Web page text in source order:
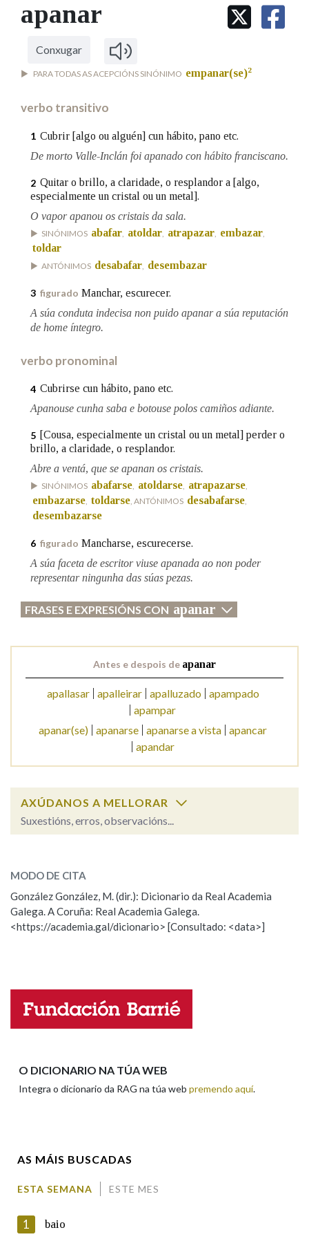
IDENTIDADE CORPORATIVA
MARCIAL DEL ADALID
FIGURAS HOMENAXEADAS
PRIMAVERA DAS LETRAS
Facebook
TwitterYoutubeInstagram
Bluesky
BUSCAR NOS LEMAS
Comeza por
Contén
BUSCAR NO CONTIDO
Nas definicións
Nos exemplos
OUTRAS OPCIÓNS DE BUSCA
Marcas gramaticais
Pertence a
LIMPAR
apanar
Conxugar
PARA TODAS AS ACEPCIÓNS SINÓNIMO empanar(se)2
verbo transitivo
1 Cubrir [algo ou alguén] cun hábito, pano etc.
De morto Valle-Inclán foi apanado con hábito franciscano.
2 Quitar o brillo, a claridade, o resplandor a [algo,
especialmente un cristal ou un metal].
O vapor apanou os cristais da sala.
SINÓNIMOS abafar, atoldar, atrapazar, embazar,
toldar
ANTÓNIMOS desabafar, desembazar
3 figurado Manchar, escurecer.
A súa conduta indecisa non puido apanar a súa reputación
de home íntegro.
verbo pronominal
4 Cubrirse cun hábito, pano etc.
Apanouse cunha saba e botouse polos camiños adiante.
5 [Cousa, especialmente un cristal ou un metal] perder o
brillo, a claridade, o resplandor.
Abre a ventá, que se apanan os cristais.
SINÓNIMOS abafarse, atoldarse, atrapazarse,
embazarse, toldarse, ANTÓNIMOS desabafarse,
desembazarse
6 figurado Mancharse, escurecerse.
A súa faceta de escritor viuse apanada ao non poder
representar ningunha das súas pezas.
FRASES E EXPRESIÓNS CON apanar
Antes e despois de apanar
apallasar apalleirar apalluzado
apampado
apampar
apanar(se) apanarse apanarse a vista apancar
apandar
AXÚDANOS A MELLORAR
Suxestións, erros, observacións...
ESCOLLE UNHA OPCIÓN:
Observación Hai un erro na palabra
Propoño mellorar a definición
Nome
MODO DE CITA
González González, M. (dir.): Dicionario da Real Academia
Galega. A Coruña: Real Academia Galega.
<https://academia.gal/dicionario> [Consultado: <data>]
O DICIONARIO NA TÚA WEB
Integra o dicionario da RAG na túa web premendo aquí.
AS MÁIS BUSCADAS
ESTA SEMANA ESTE MES
1 baio